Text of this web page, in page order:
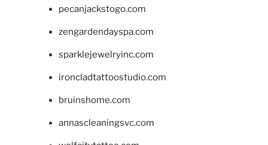
pecanjackstogo.com
zengardendayspa.com
sparklejewelryinc.com
ironcladtattoostudio.com
bruinshome.com
annascleaningsvc.com